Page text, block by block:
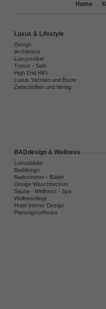
Home ·
Luxus & Lifestyle
Design
Architektur
Luxusmöbel
Tresor - Safe
High End HiFi
Luxus Yachten und Boote
Zeitschriften und Verlag
BADdesign & Wellness
Luxusbäder
Baddesign
Badezimmer - Bäder
Design Waschbecken
Sauna - Wellness - Spa
Wellnessliege
Hotel Interior Design
Planungssoftware